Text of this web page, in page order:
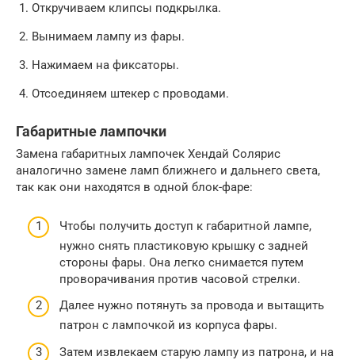
1. Откручиваем клипсы подкрылка.
2. Вынимаем лампу из фары.
3. Нажимаем на фиксаторы.
4. Отсоединяем штекер с проводами.
Габаритные лампочки
Замена габаритных лампочек Хендай Солярис
аналогично замене ламп ближнего и дальнего света,
так как они находятся в одной блок-фаре:
Чтобы получить доступ к габаритной лампе,
нужно снять пластиковую крышку с задней
стороны фары. Она легко снимается путем
проворачивания против часовой стрелки.
Далее нужно потянуть за провода и вытащить
патрон с лампочкой из корпуса фары.
Затем извлекаем старую лампу из патрона, и на